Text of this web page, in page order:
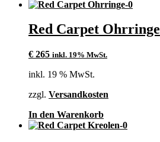
Red Carpet Ohrringe
€ 265 inkl. 19% MwSt.
inkl. 19 % MwSt.
zzgl. Versandkosten
In den Warenkorb